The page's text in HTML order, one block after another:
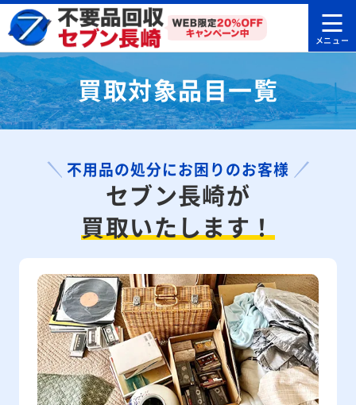
買取対象品目一覧
不用品の処分にお困りのお客様
セブン長崎が
買取いたします！